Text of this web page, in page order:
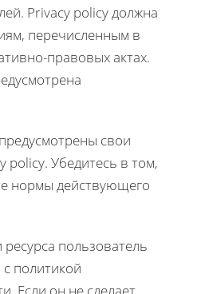
Privacy policy должна
перечисленным в
правовых актах.
свои
policy. Убедитесь в том,
нормы действующего
пользователь
политикой
Если он не сделает